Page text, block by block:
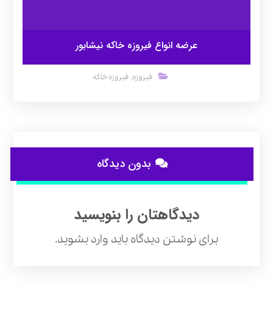
عرضه انواع فیروزه خاکه نیشابور
فیروزه, فیروزه خاکه
بدون دیدگاه
دیدگاهتان را بنویسید
برای نوشتن دیدگاه باید وارد بشوید.